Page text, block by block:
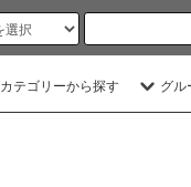
カテゴリーから探す グル